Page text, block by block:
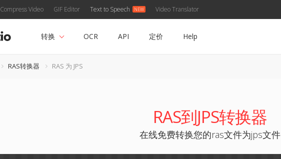
Compress Video GIF Editor Text to Speech Video Translator
转换 OCR API 定价 Help
RAS转换器 RAS 为 JPS
RAS到JPS转换器
在线免费转换您的ras文件为jps文件